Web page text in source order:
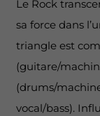
Le Rock
sa force dans
triangle est
(guitare/
(drums/
vocal/bass).